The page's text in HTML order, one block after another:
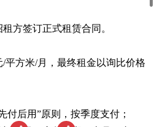
方签订正式租赁合同。
平方米/月，最终租金以询比价格
付后用”原则，按季度支付；